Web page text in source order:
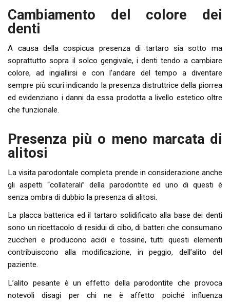
Cambiamento del colore dei
denti
A causa della cospicua presenza di tartaro sia sotto ma
soprattutto sopra il solco gengivale, i denti tendo a cambiare
colore, ad ingiallirsi e con l’andare del tempo a diventare
sempre più scuri indicando la presenza distruttrice della piorrea
ed evidenziano i danni da essa prodotta a livello estetico oltre
che funzionale.
Presenza più o meno marcata di
alitosi
La visita parodontale completa prende in considerazione anche
gli aspetti “collaterali” della parodontite ed uno di questi è
senza ombra di dubbio la presenza di alitosi.
La placca batterica ed il tartaro solidificato alla base dei denti
sono un ricettacolo di residui di cibo, di batteri che consumano
zuccheri e producono acidi e tossine, tutti questi elementi
contribuiscono alla modificazione, in peggio, dell’alito del
paziente.
L’alito pesante è un effetto della parodontite che provoca
notevoli disagi per chi ne è affetto poiché influenza